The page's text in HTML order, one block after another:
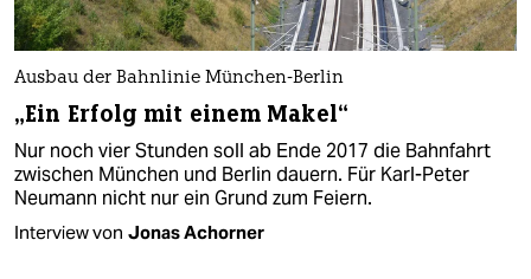
Ausbau der Bahnlinie München-Berlin
„Ein Erfolg mit einem Makel“
Nur noch vier Stunden soll ab Ende 2017 die Bahnfahrt
zwischen München und Berlin dauern. Für Karl-Peter
Neumann nicht nur ein Grund zum Feiern.
Interview von Jonas Achorner